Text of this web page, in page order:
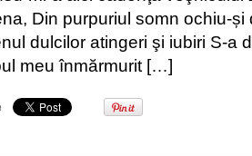
Din purpuriul somn ochiu-
dulcilor atingeri şi iubiri S-a
meu înmărmurit […]